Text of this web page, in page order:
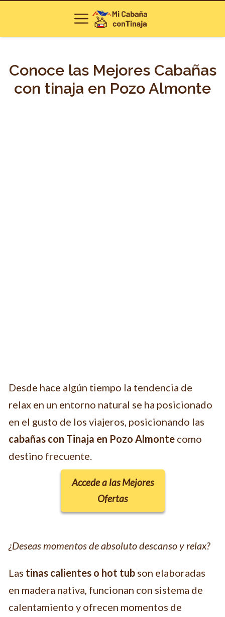
Conoce las Mejores Cabañas
con tinaja en Pozo Almonte
Desde hace algún tiempo la tendencia de
relax en un entorno natural se ha posicionado
en el gusto de los viajeros, posicionando las
cabañas con Tinaja en Pozo Almonte como
destino frecuente.
Accede a las Mejores
Ofertas
¿Deseas momentos de absoluto descanso y relax?
Las tinas calientes o hot tub son elaboradas
en madera nativa, funcionan con sistema de
calentamiento y ofrecen momentos de